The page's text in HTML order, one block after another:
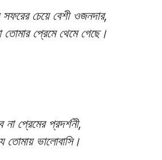
চেয়ে বেশী ওজনদার,
তোমার প্রেমে থেমে গেছে।
না প্রেমের প্রদর্শনী,
তোমায় ভালোবাসি।